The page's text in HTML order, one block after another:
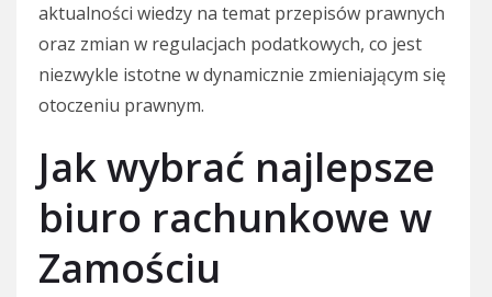
aktualności wiedzy na temat przepisów prawnych
oraz zmian w regulacjach podatkowych, co jest
niezwykle istotne w dynamicznie zmieniającym się
otoczeniu prawnym.
Jak wybrać najlepsze
biuro rachunkowe w
Zamościu